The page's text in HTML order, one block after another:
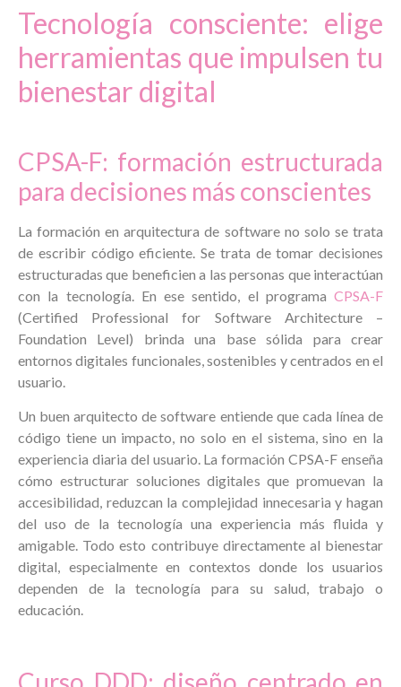
Tecnología consciente: elige
herramientas que impulsen tu
bienestar digital
CPSA-F: formación estructurada
para decisiones más conscientes
La formación en arquitectura de software no solo se trata
de escribir código eficiente. Se trata de tomar decisiones
estructuradas que beneficien a las personas que interactúan
con la tecnología. En ese sentido, el programa CPSA-F
(Certified Professional for Software Architecture –
Foundation Level) brinda una base sólida para crear
entornos digitales funcionales, sostenibles y centrados en el
usuario.
Un buen arquitecto de software entiende que cada línea de
código tiene un impacto, no solo en el sistema, sino en la
experiencia diaria del usuario. La formación CPSA-F enseña
cómo estructurar soluciones digitales que promuevan la
accesibilidad, reduzcan la complejidad innecesaria y hagan
del uso de la tecnología una experiencia más fluida y
amigable. Todo esto contribuye directamente al bienestar
digital, especialmente en contextos donde los usuarios
dependen de la tecnología para su salud, trabajo o
educación.